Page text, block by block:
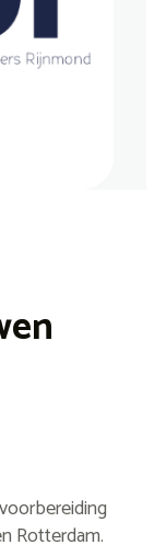
Rotterdam.